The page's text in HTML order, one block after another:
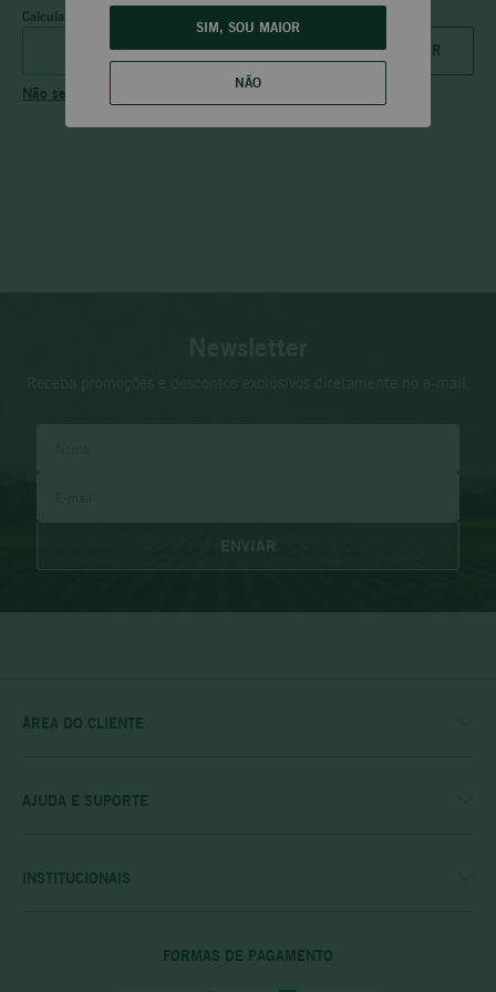
SIM, SOU MAIOR
NÃO
Calcular frete
Não sei meu CEP
ENVIAR
ÁREA DO CLIENTE
AJUDA E SUPORTE
PRIVACIDADE E SEGURANÇA
INSTITUCIONAIS
FORMAS DE PAGAMENTO